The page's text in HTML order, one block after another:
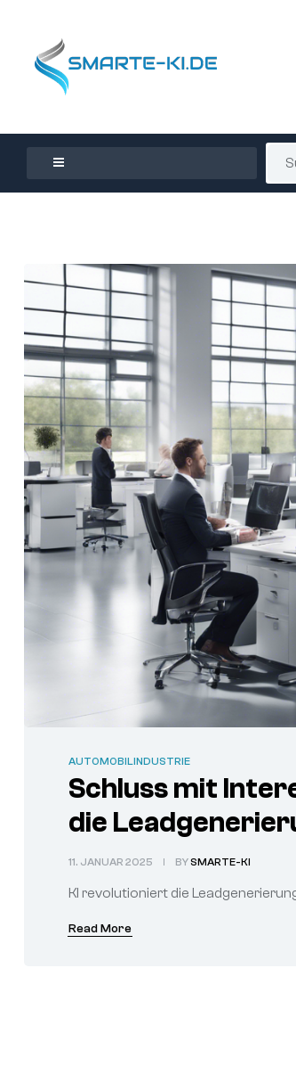
AUTOMOBILINDUSTRIE
Schluss mit
die
11. JANUAR 2025 BYSMARTE-KI
KI revolutioniert die
Read More